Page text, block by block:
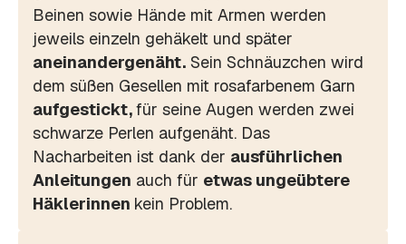
Beinen sowie Hände mit Armen werden
jeweils einzeln gehäkelt und später
aneinandergenäht. Sein Schnäuzchen wird
dem süßen Gesellen mit rosafarbenem Garn
aufgestickt,für seine Augen werden zwei
schwarze Perlen aufgenäht. Das
Nacharbeiten ist dank der ausführlichen
Anleitungen auch für etwas ungeübtere
Häklerinnen kein Problem.